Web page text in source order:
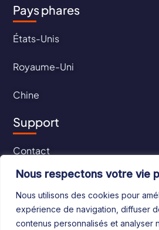
Nous respectons votre vie
Nous utilisons des cookies pour
expérience de navigation, diffuser
contenus personnalisés et analyser
Pays phares
États-Unis
Royaume-Uni
Chine
Support
Contact
CGU
CGV